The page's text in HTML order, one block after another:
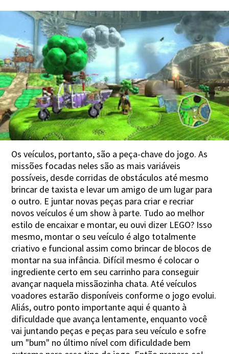
Os veículos, portanto, são a peça-chave do jogo. As
missões focadas neles são as mais variáveis
possíveis, desde corridas de obstáculos até mesmo
brincar de taxista e levar um amigo de um lugar para
o outro. E juntar novas peças para criar e recriar
novos veículos é um show à parte. Tudo ao melhor
estilo de encaixar e montar, eu ouvi dizer LEGO? Isso
mesmo, montar o seu veículo é algo totalmente
criativo e funcional assim como brincar de blocos de
montar na sua infância. Difícil mesmo é colocar o
ingrediente certo em seu carrinho para conseguir
avançar naquela missãozinha chata. Até veículos
voadores estarão disponíveis conforme o jogo evolui.
Aliás, outro ponto importante aqui é quanto à
dificuldade que avança lentamente, enquanto você
vai juntando peças e peças para seu veículo e sofre
um "bum" no último nível com dificuldade bem